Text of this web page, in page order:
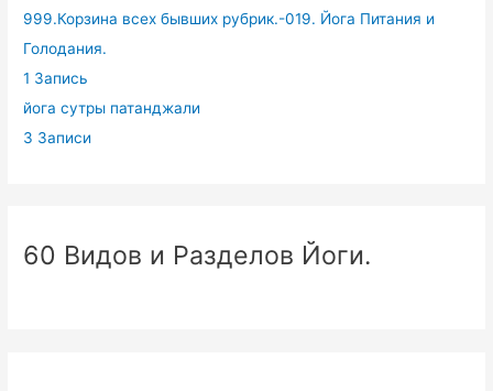
999.Корзина всех бывших рубрик.-019. Йога Питания и
Голодания.
1 Запись
йога сутры патанджали
3 Записи
60 Видов и Разделов Йоги.